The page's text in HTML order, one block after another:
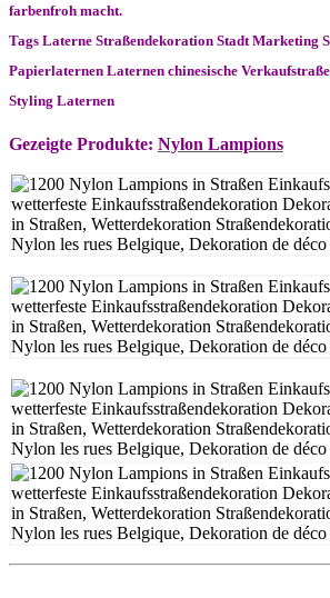
farbenfroh macht.
Tags Laterne Straßendekoration Stadt Marketing
Papierlaternen Laternen chinesische
Styling Laternen
Gezeigte Produkte: Nylon Lampions